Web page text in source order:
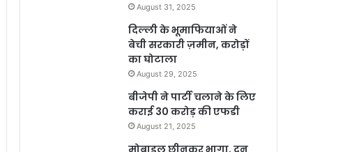
August 31, 2025
दिल्ली के भूमाफियाओं ने
बेची सरकारी ज़मीन, करोड़ों
का घोटाला
August 29, 2025
बीजेपी ने पार्टी चलाने के लिए
कराई 30 करोड़ की एफडी
August 21, 2025
मोबाइल छीनकर भागा, दून